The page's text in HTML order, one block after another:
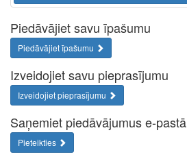
Piedāvājiet savu īpašumu
Piedāvājiet īpašumu
Izveidojiet savu pieprasījumu
Izveidojiet pieprasījumu
Saņemiet piedāvājumus e-pastā
Pieteikties